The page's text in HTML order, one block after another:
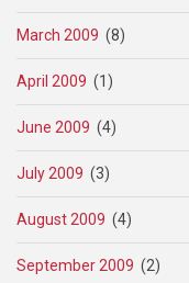
March 2009 (8)
April 2009 (1)
June 2009 (4)
July 2009 (3)
August 2009 (4)
September 2009 (2)